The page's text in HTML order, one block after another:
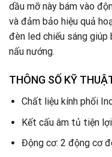
dầu mỡ này bám vào
và đảm bảo hiệu quả
đèn led chiếu sáng
nấu nướng.
THÔNG SỐ KỸ
Chất liệu kính phối
Kết cấu âm tủ tiện lợi
Động cơ: 2 động cơ